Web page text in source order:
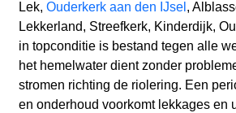
Lek, Ouderkerk aan den IJsel ,
Lekkerland, Streefkerk, Kinderdijk,
in topconditie is bestand tegen alle
het hemelwater dient zonder
stromen richting de riolering. Een
en onderhoud voorkomt lekkages en